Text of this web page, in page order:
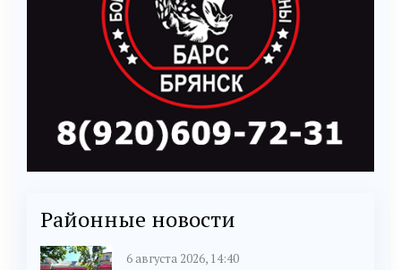
Районные новости
6 августа 2026, 14:40